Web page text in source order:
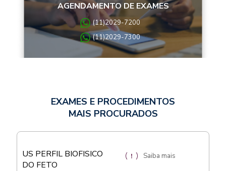
AGENDAMENTO DE EXAMES
(11)2029-7200
(11)2029-7300
EXAMES E PROCEDIMENTOS
MAIS PROCURADOS
US PERFIL BIOFISICO
DO FETO
Saiba mais